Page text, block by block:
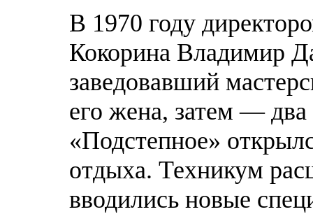
В 1970 году
Кокорина Владимир
заведовавший
его жена, затем — два
«Подстепное»
отдыха. Техникум
вводились новые